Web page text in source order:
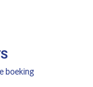
boeking